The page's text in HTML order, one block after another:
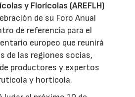
y Florícolas (AREFLH)
de su Foro Anual
de referencia para el
europeo que reunirá
de las regiones socias,
productores y expertos
y hortícola.